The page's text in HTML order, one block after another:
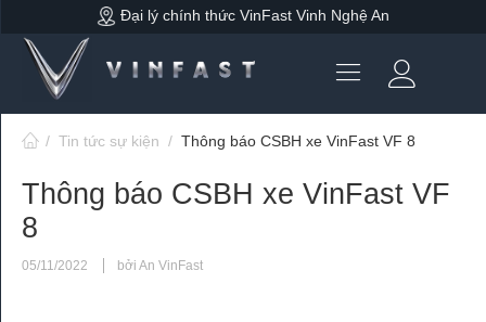
Đại lý chính thức VinFast Vinh Nghệ An
/ Tin tức sự kiện / Thông báo CSBH xe VinFast VF 8
Thông báo CSBH xe VinFast VF
8
05/11/2022 bởi An VinFast